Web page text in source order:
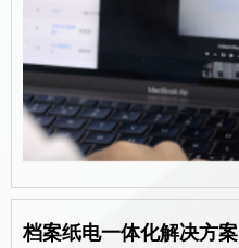
档案纸电一体化解决方案